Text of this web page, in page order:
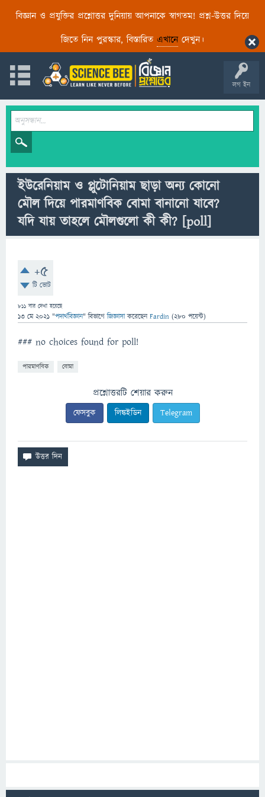
বিজ্ঞান ও প্রযুক্তির প্রশ্নোত্তর দুনিয়ায় আপনাকে স্বাগতম! প্রশ্ন-উত্তর দিয়ে
জিতে নিন পুরস্কার, বিস্তারিত এখানেদেখুন।
লগ ইন
ইউরেনিয়াম ও প্লুটোনিয়াম ছাড়া অন্য কোনো
মৌল দিয়ে পারমাণবিক বোমা বানানো যাবে?
যদি যায় তাহলে মৌলগুলো কী কী? [poll]
+5
টি ভোট
811 বার দেখা হয়েছে
13 মে 2021 "পদার্থবিজ্ঞান" বিভাগে জিজ্ঞাসাকরেছেনFardin (280 পয়েন্ট)
### no choices found for poll!
পারমাণবিক বোমা
প্রশ্নোত্তরটি শেয়ার করুন
ফেসবুক লিঙ্কইডিন Telegram